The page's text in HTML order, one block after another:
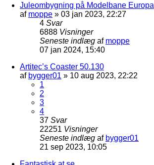
Juleombygning på Modelbane Europa
af moppe » 03 jan 2023, 22:27
4 Svar
6888 Visninger
Seneste indlæg af moppe
07 jan 2024, 15:40
Artitec’s Coaster 50.130
af bygger01 » 10 aug 2023, 22:22
1
2
3
4
37 Svar
22251 Visninger
Seneste indlæg af bygger01
21 sep 2023, 10:05